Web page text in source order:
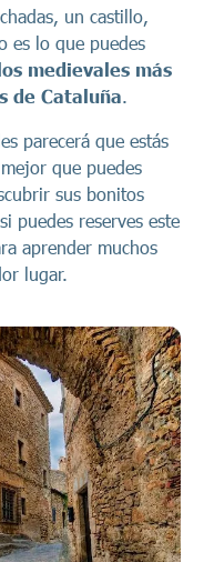
un castillo,
es lo que puedes
medievales más
de Cataluña.
parecerá que estás
que puedes
sus bonitos
puedes reserves este
aprender muchos
lugar.